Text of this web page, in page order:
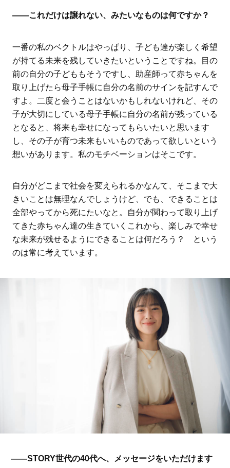
――これだけは譲れない、みたいなものは何ですか？
一番の私のベクトルはやっぱり、子ども達が楽しく希望
が持てる未来を残していきたいということですね。目の
前の自分の子どももそうですし、助産師って赤ちゃんを
取り上げたら母子手帳に自分の名前のサインを記すんで
すよ。二度と会うことはないかもしれないけれど、その
子が大切にしている母子手帳に自分の名前が残っている
となると、将来も幸せになってもらいたいと思います
し、その子が育つ未来もいいものであって欲しいという
想いがあります。私のモチベーションはそこです。
自分がどこまで社会を変えられるかなんて、そこまで大
きいことは無理なんでしょうけど、でも、できることは
全部やってから死にたいなと。自分が関わって取り上げ
てきた赤ちゃん達の生きていくこれから、楽しみで幸せ
な未来が残せるようにできることは何だろう？ という
のは常に考えています。
――STORY世代の40代へ、メッセージをいただけます